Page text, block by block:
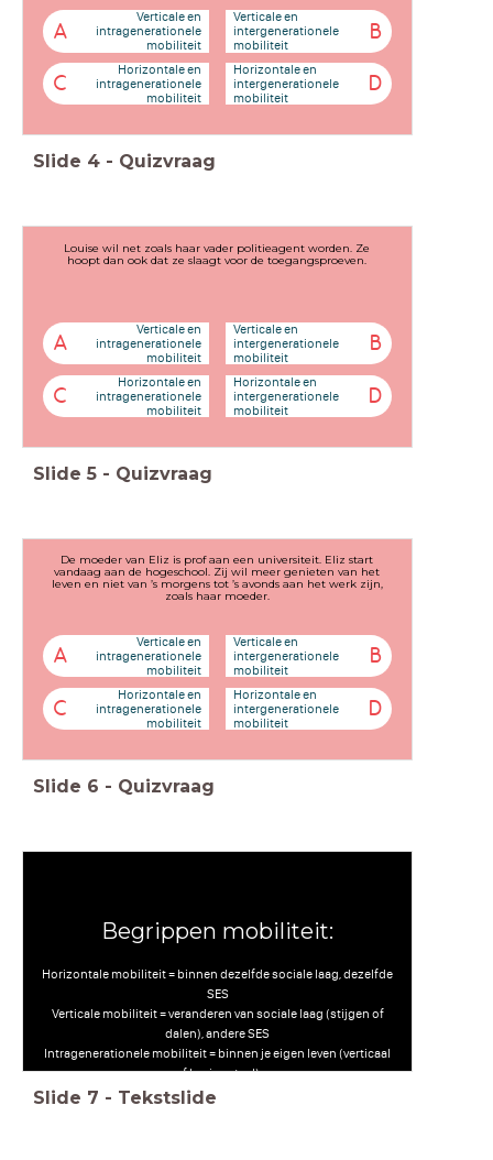
A
Verticale en
intragenerationele
mobiliteit
B
Verticale en
intergenerationele
mobiliteit
C
Horizontale en
intragenerationele
mobiliteit
D
Horizontale en
intergenerationele
mobiliteit
Slide 4 - Quizvraag
Louise wil net zoals haar vader politieagent worden. Ze
hoopt dan ook dat ze slaagt voor de toegangsproeven.
A
Verticale en
intragenerationele
mobiliteit
B
Verticale en
intergenerationele
mobiliteit
C
Horizontale en
intragenerationele
mobiliteit
D
Horizontale en
intergenerationele
mobiliteit
Slide 5 - Quizvraag
De moeder van Eliz is prof aan een universiteit. Eliz start
vandaag aan de hogeschool. Zij wil meer genieten van het
leven en niet van ’s morgens tot ’s avonds aan het werk zijn,
zoals haar moeder.
A
Verticale en
intragenerationele
mobiliteit
B
Verticale en
intergenerationele
mobiliteit
C
Horizontale en
intragenerationele
mobiliteit
D
Horizontale en
intergenerationele
mobiliteit
Slide 6 - Quizvraag
Begrippen mobiliteit:
Horizontale mobiliteit = binnen dezelfde sociale laag, dezelfde
SES
Verticale mobiliteit = veranderen van sociale laag (stijgen of
dalen), andere SES
Intragenerationele mobiliteit = binnen je eigen leven (verticaal
of horizontaal)
Intergenerationele mobiliteit = t.o.v. de vorige generatie
Slide 7 - Tekstslide